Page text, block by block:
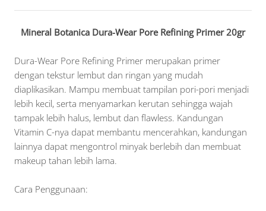
Mineral Botanica Dura-Wear Pore Refining Primer 20gr
Dura-Wear Pore Refining Primer merupakan primer
dengan tekstur lembut dan ringan yang mudah
diaplikasikan. Mampu membuat tampilan pori-pori menjadi
lebih kecil, serta menyamarkan kerutan sehingga wajah
tampak lebih halus, lembut dan flawless. Kandungan
Vitamin C-nya dapat membantu mencerahkan, kandungan
lainnya dapat mengontrol minyak berlebih dan membuat
makeup tahan lebih lama.
Cara Penggunaan: